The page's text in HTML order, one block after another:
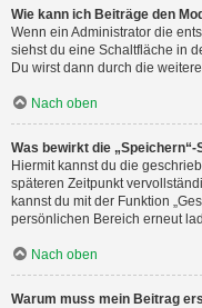
Wie kann ich Beiträge den
Wenn ein Administrator die
siehst du eine Schaltfläche in
Du wirst dann durch die
Nach oben
Was bewirkt die
Hiermit kannst du die
späteren Zeitpunkt
kannst du mit der Funktion
persönlichen Bereich erneut
Nach oben
Warum muss mein Beitrag